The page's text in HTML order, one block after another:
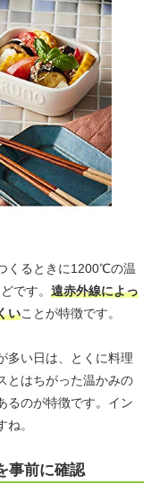
くるときに1200℃の温
です。 遠赤外線によっ
いことが特徴です。
多い日は、とくに料理
とはちがった温かみの
るのが特徴です。イン
。
事前に確認